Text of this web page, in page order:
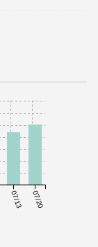
07/13 07/20